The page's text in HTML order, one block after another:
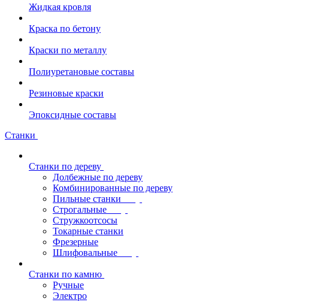
Жидкая кровля
Краска по бетону
Краски по металлу
Полиуретановые составы
Резиновые краски
Эпоксидные составы
Станки
Станки по дереву
Долбежные по дереву
Комбинированные по дереву
Пильные станки
Строгальные
Стружкоотсосы
Токарные станки
Фрезерные
Шлифовальные
Станки по камню
Ручные
Электро